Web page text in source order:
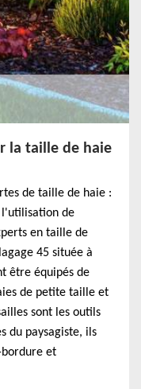
la taille de haie
de taille de haie :
de
en taille de
45 située à
être équipés de
de petite taille et
sont les outils
du paysagiste, ils
et